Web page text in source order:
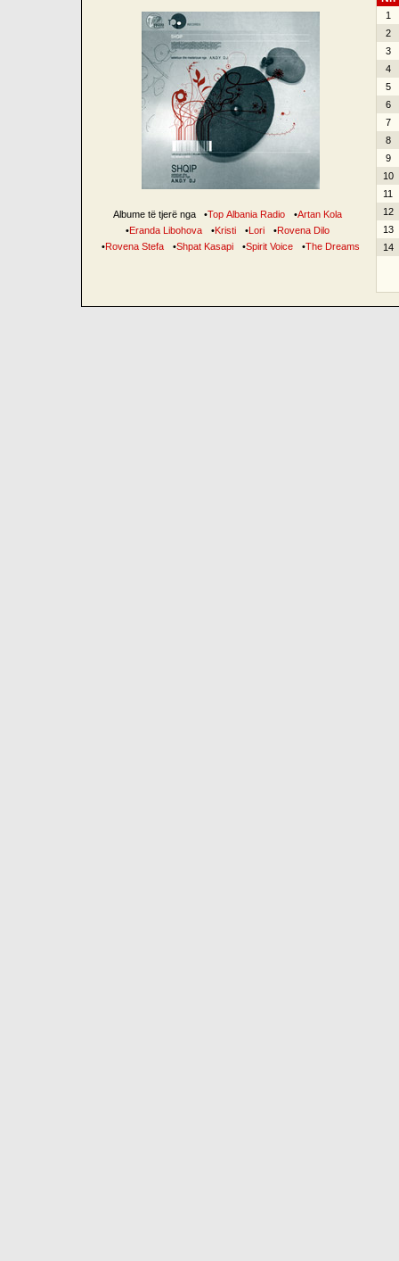
Albume të tjerë nga •Top Albania Radio •Artan Kola
•Eranda Libohova •Kristi •Lori •Rovena Dilo
•Rovena Stefa •Shpat Kasapi •Spirit Voice •The Dreams
1
2
3
4
5
6
7
8
9
10
11
12
13
14